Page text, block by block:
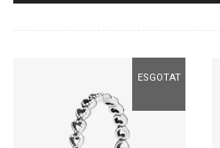
ESGOTAT